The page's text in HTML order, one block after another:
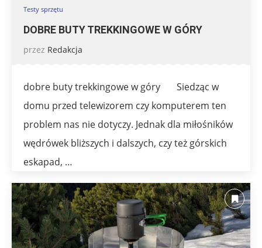
Testy sprzętu
DOBRE BUTY TREKKINGOWE W GÓRY
przez Redakcja
dobre buty trekkingowe w góry Siedząc w
domu przed telewizorem czy komputerem ten
problem nas nie dotyczy. Jednak dla miłośników
wędrówek bliższych i dalszych, czy też górskich
eskapad, …